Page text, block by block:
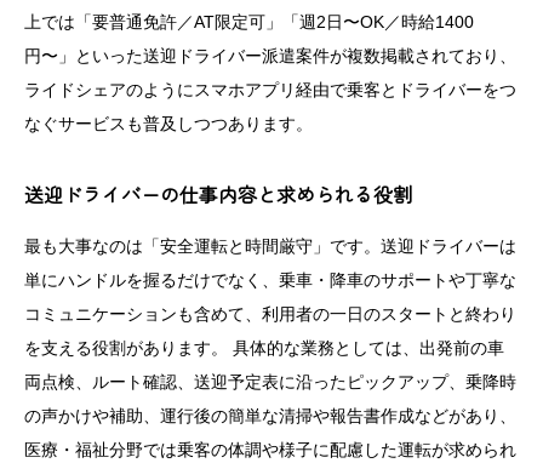
上では「要普通免許／AT限定可」「週2日〜OK／時給1400
円〜」といった送迎ドライバー派遣案件が複数掲載されており、
ライドシェアのようにスマホアプリ経由で乗客とドライバーをつ
なぐサービスも普及しつつあります。
送迎ドライバーの仕事内容と求められる役割
最も大事なのは「安全運転と時間厳守」です。送迎ドライバーは
単にハンドルを握るだけでなく、乗車・降車のサポートや丁寧な
コミュニケーションも含めて、利用者の一日のスタートと終わり
を支える役割があります。 具体的な業務としては、出発前の車
両点検、ルート確認、送迎予定表に沿ったピックアップ、乗降時
の声かけや補助、運行後の簡単な清掃や報告書作成などがあり、
医療・福祉分野では乗客の体調や様子に配慮した運転が求められ